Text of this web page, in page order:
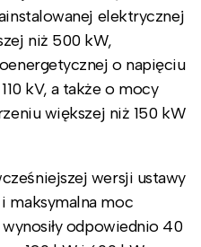
elektrycznej
niż 500 kW,
o napięciu
kV, a także o mocy
większej niż 150 kW
wersji ustawy
maksymalna moc
odpowiednio 40